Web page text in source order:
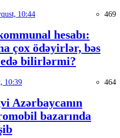
10:44 469
hesabı:
çox ödəyirlər, bəs
bilirlərmi?
10:39 464
Azərbaycanın
bazarında